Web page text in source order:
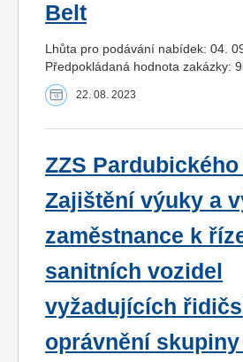
Belt
Lhůta pro podávání nabídek: 04.
Předpokládaná hodnota zakázky:
22. 08. 2023
ZZS
Zajištění výuky a
zaměstnance k
sanitních vozidel
vyžadujících
oprávnění skupiny